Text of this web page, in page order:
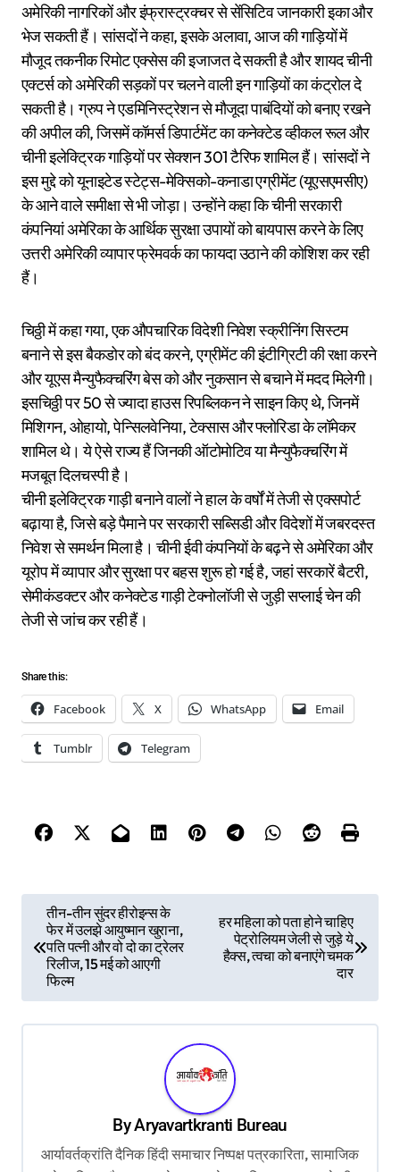
अमेरिकी नागरिकों और इंफ्रास्ट्रक्चर से सेंसिटिव जानकारी इका और
भेज सकती हैं। सांसदों ने कहा, इसके अलावा, आज की गाड़ियों में
मौजूद तकनीक रिमोट एक्सेस की इजाजत दे सकती है और शायद चीनी
एक्टर्स को अमेरिकी सड़कों पर चलने वाली इन गाड़ियों का कंट्रोल दे
सकती है। ग्रुप ने एडमिनिस्ट्रेशन से मौजूदा पाबंदियों को बनाए रखने
की अपील की, जिसमें कॉमर्स डिपार्टमेंट का कनेक्टेड व्हीकल रूल और
चीनी इलेक्ट्रिक गाड़ियों पर सेक्शन 301 टैरिफ शामिल हैं। सांसदों ने
इस मुद्दे को यूनाइटेड स्टेट्स-मेक्सिको-कनाडा एग्रीमेंट (यूएसएमसीए)
के आने वाले समीक्षा से भी जोड़ा। उन्होंने कहा कि चीनी सरकारी
कंपनियां अमेरिका के आर्थिक सुरक्षा उपायों को बायपास करने के लिए
उत्तरी अमेरिकी व्यापार फ्रेमवर्क का फायदा उठाने की कोशिश कर रही
हैं।
चिठ्ठी में कहा गया, एक औपचारिक विदेशी निवेश स्क्रीनिंग सिस्टम
बनाने से इस बैकडोर को बंद करने, एग्रीमेंट की इंटीग्रिटी की रक्षा करने
और यूएस मैन्युफैक्चरिंग बेस को और नुकसान से बचाने में मदद मिलेगी।
इसचिठ्ठी पर 50 से ज्यादा हाउस रिपब्लिकन ने साइन किए थे, जिनमें
मिशिगन, ओहायो, पेन्सिलवेनिया, टेक्सास और फ्लोरिडा के लॉमेकर
शामिल थे। ये ऐसे राज्य हैं जिनकी ऑटोमोटिव या मैन्युफैक्चरिंग में
मजबूत दिलचस्पी है।
चीनी इलेक्ट्रिक गाड़ी बनाने वालों ने हाल के वर्षों में तेजी से एक्सपोर्ट
बढ़ाया है, जिसे बड़े पैमाने पर सरकारी सब्सिडी और विदेशों में जबरदस्त
निवेश से समर्थन मिला है। चीनी ईवी कंपनियों के बढ़ने से अमेरिका और
यूरोप में व्यापार और सुरक्षा पर बहस शुरू हो गई है, जहां सरकारें बैटरी,
सेमीकंडक्टर और कनेक्टेड गाड़ी टेक्नोलॉजी से जुड़ी सप्लाई चेन की
तेजी से जांच कर रही हैं।
Share this:
Facebook X WhatsApp Email
Tumblr Telegram
t
n
तीन-तीन सुंदर हीरोइन्स के
फेर में उलझे आयुष्मान खुराना,
पति पत्नी और वो दो का ट्रेलर
रिलीज, 15 मई को आएगी
फिल्म
हर महिला को पता होने चाहिए
पेट्रोलियम जेली से जुड़े ये
हैक्स, त्वचा को बनाएंगे चमक
दार
ByAryavartkranti Bureau
आर्यावर्तक्रांति दैनिक हिंदी समाचार निष्पक्ष पत्रकारिता, सामाजिक